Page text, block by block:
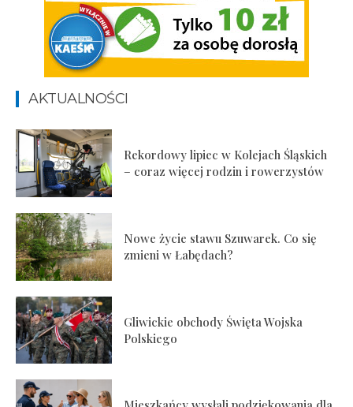
AKTUALNOŚCI
Rekordowy lipiec w Kolejach Śląskich
– coraz więcej rodzin i rowerzystów
Nowe życie stawu Szuwarek. Co się
zmieni w Łabędach?
Gliwickie obchody Święta Wojska
Polskiego